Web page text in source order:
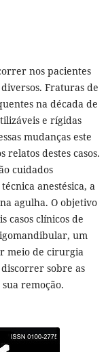
nos pacientes
Fraturas de
na década de
e rígidas
mudanças este
relatos destes casos.
cuidados
anestésica, a
agulha. O objetivo
casos clínicos de
um
meio de cirurgia
sobre as
remoção.